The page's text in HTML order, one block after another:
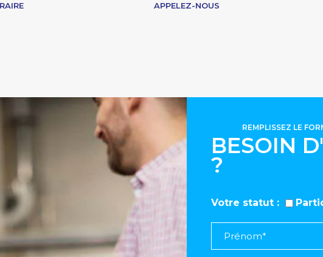
APPELEZ-NOUS
BESOIN
?
REMPLISSEZ LE
Votre statut